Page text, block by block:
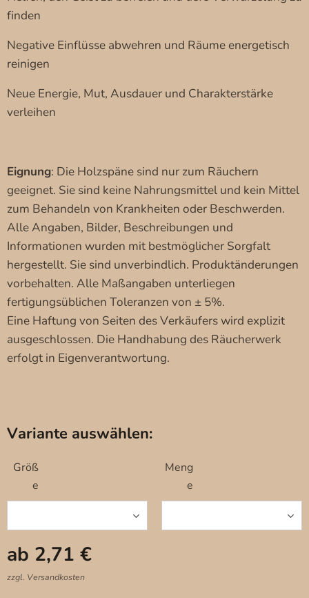
finden
Negative Einflüsse abwehren und Räume energetisch
reinigen
Neue Energie, Mut, Ausdauer und Charakterstärke
verleihen
Eignung: Die Holzspäne sind nur zum Räuchern
geeignet. Sie sind keine Nahrungsmittel und kein Mittel
zum Behandeln von Krankheiten oder Beschwerden.
Alle Angaben, Bilder, Beschreibungen und
Informationen wurden mit bestmöglicher Sorgfalt
hergestellt. Sie sind unverbindlich. Produktänderungen
vorbehalten. Alle Maßangaben unterliegen
fertigungsüblichen Toleranzen von ± 5%.
Eine Haftung von Seiten des Verkäufers wird explizit
ausgeschlossen. Die Handhabung des Räucherwerk
erfolgt in Eigenverantwortung.
Variante auswählen:
Größ
e
Meng
e
ab 2,71 €
zzgl. Versandkosten